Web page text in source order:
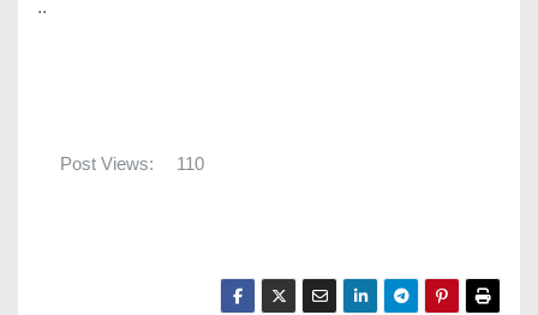
..
Post Views: 110